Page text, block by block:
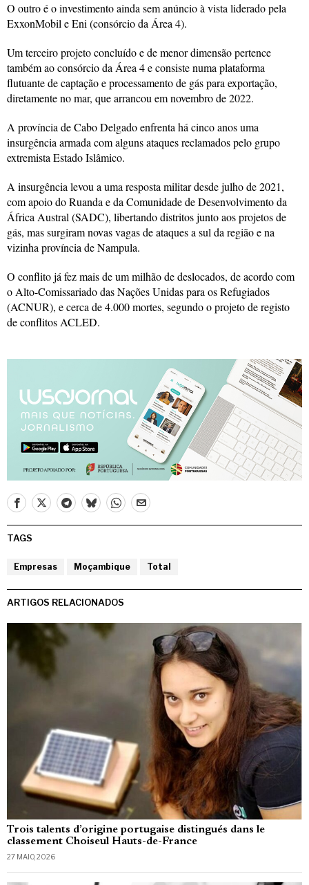
O outro é o investimento ainda sem anúncio à vista liderado pela
ExxonMobil e Eni (consórcio da Área 4).
Um terceiro projeto concluído e de menor dimensão pertence
também ao consórcio da Área 4 e consiste numa plataforma
flutuante de captação e processamento de gás para exportação,
diretamente no mar, que arrancou em novembro de 2022.
A província de Cabo Delgado enfrenta há cinco anos uma
insurgência armada com alguns ataques reclamados pelo grupo
extremista Estado Islâmico.
A insurgência levou a uma resposta militar desde julho de 2021,
com apoio do Ruanda e da Comunidade de Desenvolvimento da
África Austral (SADC), libertando distritos junto aos projetos de
gás, mas surgiram novas vagas de ataques a sul da região e na
vizinha província de Nampula.
O conflito já fez mais de um milhão de deslocados, de acordo com
o Alto-Comissariado das Nações Unidas para os Refugiados
(ACNUR), e cerca de 4.000 mortes, segundo o projeto de registo
de conflitos ACLED.
TAGS
Empresas Moçambique Total
ARTIGOS RELACIONADOS
Trois talents d’origine portugaise distingués dans le
classement Choiseul Hauts-de-France
27 MAIO, 2026